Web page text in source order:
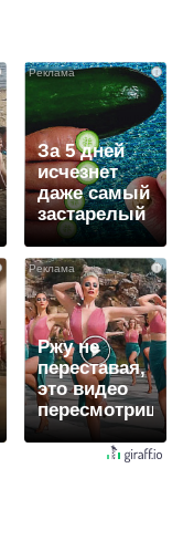
i
За 5 дней
исчезнет
даже самый
застарелый
грибок: вот
хитрость
i
Ржу не
переставая,
это видео
пересмотришь
не раз